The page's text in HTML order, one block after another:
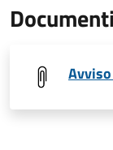
Documenti